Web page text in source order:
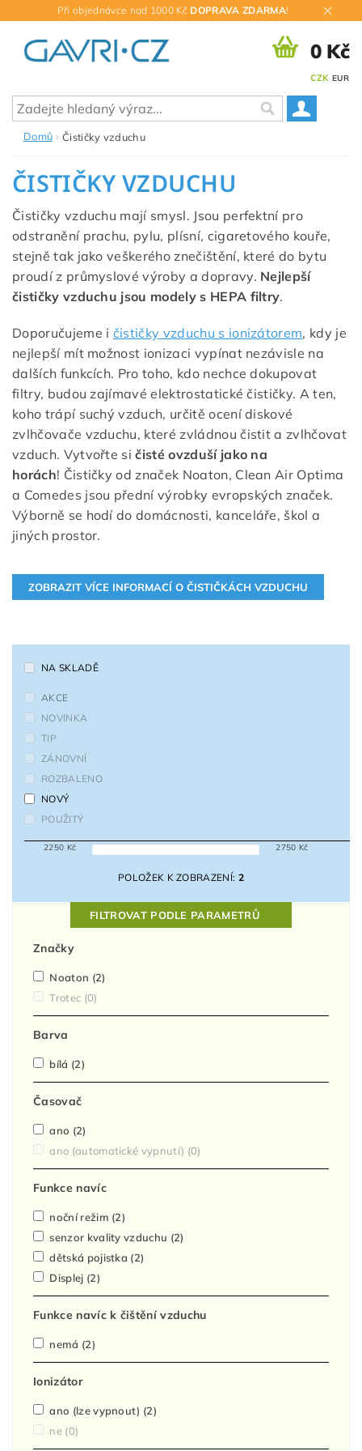
Při objednávce nad 1000 Kč DOPRAVA ZDARMA!
CZK EUR
0 Kč
Domů Čističky vzduchu
ČISTIČKY VZDUCHU
Čističky vzduchu mají smysl. Jsou perfektní pro
odstranění prachu, pylu, plísní, cigaretového kouře,
stejně tak jako veškerého znečištění, které do bytu
proudí z průmyslové výroby a dopravy. Nejlepší
čističky vzduchu jsou modely s HEPA filtry.
Doporučujeme i čističky vzduchu s ionizátorem, kdy je
nejlepší mít možnost ionizaci vypínat nezávisle na
dalších funkcích. Pro toho, kdo nechce dokupovat
filtry, budou zajímavé elektrostatické čističky. A ten,
koho trápí suchý vzduch, určitě ocení diskové
zvlhčovače vzduchu, které zvládnou čistit a zvlhčovat
vzduch. Vytvořte sičisté ovzduší jako na
horách! Čističky od značek Noaton, Clean Air Optima
a Comedes jsou přední výrobky evropských značek.
Výborně se hodí do domácnosti, kanceláře, škol a
jiných prostor.
NA SKLADĚ
AKCE
NOVINKA
TIP
ZÁNOVNÍ
ROZBALENO
NOVÝ
POUŽITÝ
2250 Kč 2750 Kč
POLOŽEK K ZOBRAZENÍ: 2
FILTROVAT PODLE PARAMETRŮ
Značky
Noaton (2)
Trotec (0)
Barva
bílá (2)
Časovač
ano (2)
ano (automatické vypnutí) (0)
Funkce navíc
noční režim (2)
senzor kvality vzduchu (2)
dětská pojistka (2)
Displej (2)
Funkce navíc k čištění vzduchu
nemá (2)
Ionizátor
ano (lze vypnout) (2)
ne (0)